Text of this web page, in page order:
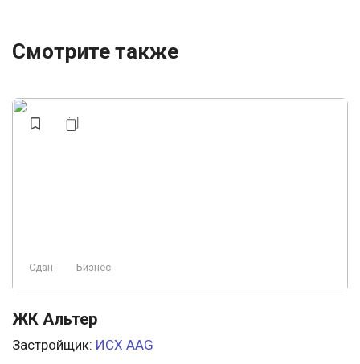
Смотрите также
Сдан Бизнес
ЖК Альтер
Застройщик: ИСХ AAG